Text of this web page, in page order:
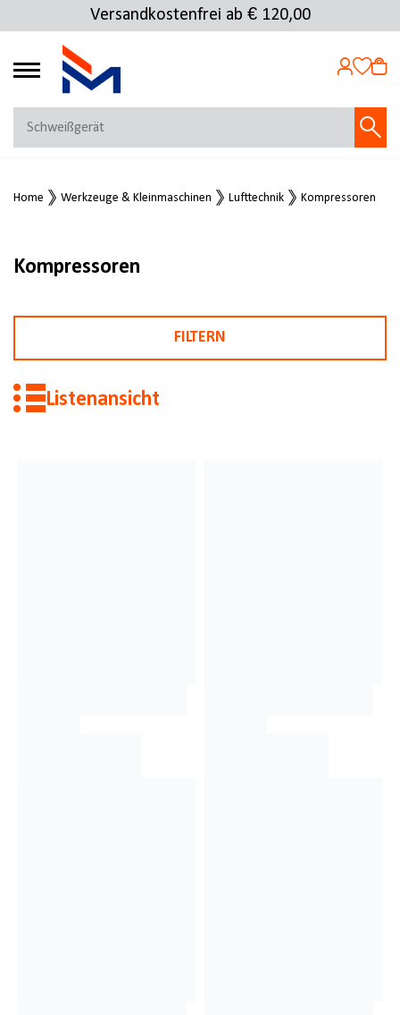
Versandkostenfrei ab € 120,00
4.72
MEIN KONTO
Jetzt anmelden
Jetzt registrieren
Home Werkzeuge & Kleinmaschinen Lufttechnik Kompressoren
Kompressoren
FILTERN
Listenansicht